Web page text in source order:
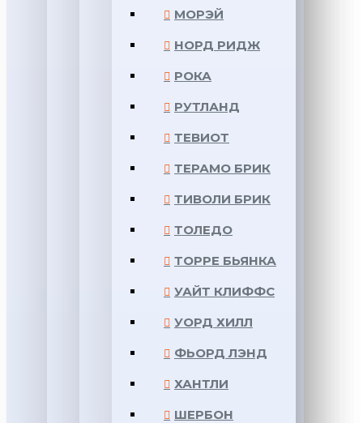
МОРЭЙ
НОРД РИДЖ
РОКА
РУТЛАНД
ТЕВИОТ
ТЕРАМО БРИК
ТИВОЛИ БРИК
ТОЛЕДО
ТОРРЕ БЬЯНКА
УАЙТ КЛИФФС
УОРД ХИЛЛ
ФЬОРД ЛЭНД
ХАНТЛИ
ШЕРБОН